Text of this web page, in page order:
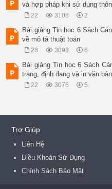
và hợp pháp khi sử dụng
22 3108 2
Bài giảng Tin học 6 Sách
về mô tả thuật toán
28 3098 6
Bài giảng Tin học 6 Sách
trang, định dạng và in văn bản
22 3076 5
Trợ Giúp
Liên Hệ
Điều Khoản Sử Dụng
Chính Sách Bảo Mật